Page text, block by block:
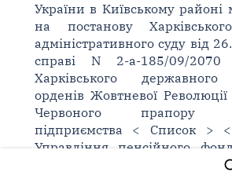
України в Київському районі
на постанову
адміністративного суду від
справі N 2-а-185/09/
Харківського державного
орденів Жовтневої
Червоного прапору
підприємства < Список >
Управління пенсійного
Київському районі міста